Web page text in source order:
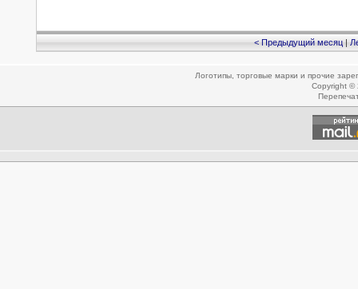
< Предыдущий месяц|
Логотипы, торговые марки и прочие
Copyright ©